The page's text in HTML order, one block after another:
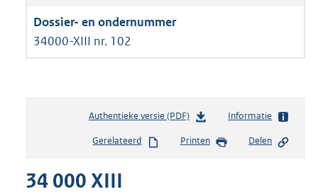
34000-XIII nr. 102
Authentieke versie (PDF)b
s
Informatie
Gerelateerd Printen Delen
34 000 XIII